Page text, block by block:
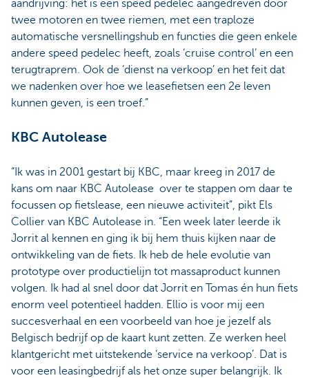
aandrijving: het is een speed pedelec aangedreven door
twee motoren en twee riemen, met een traploze
automatische versnellingshub en functies die geen enkele
andere speed pedelec heeft, zoals ‘cruise control’ en een
terugtraprem. Ook de ‘dienst na verkoop’ en het feit dat
we nadenken over hoe we leasefietsen een 2e leven
kunnen geven, is een troef.”
KBC Autolease
“Ik was in 2001 gestart bij KBC, maar kreeg in 2017 de
kans om naar KBC Autolease over te stappen om daar te
focussen op fietslease, een nieuwe activiteit”, pikt Els
Collier van KBC Autolease in. “Een week later leerde ik
Jorrit al kennen en ging ik bij hem thuis kijken naar de
ontwikkeling van de fiets. Ik heb de hele evolutie van
prototype over productielijn tot massaproduct kunnen
volgen. Ik had al snel door dat Jorrit en Tomas én hun fiets
enorm veel potentieel hadden. Ellio is voor mij een
succesverhaal en een voorbeeld van hoe je jezelf als
Belgisch bedrijf op de kaart kunt zetten. Ze werken heel
klantgericht met uitstekende ‘service na verkoop’. Dat is
voor een leasingbedrijf als het onze super belangrijk. Ik